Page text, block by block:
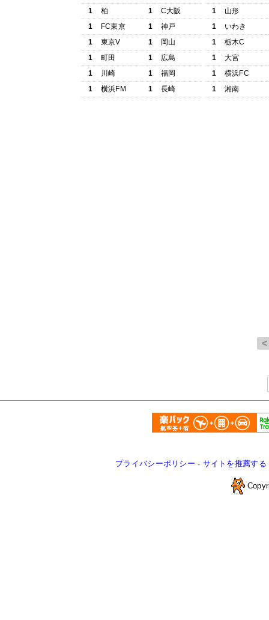
1
柏 1
C大阪
1
FC東京 1
神戸
1
東京V 1
岡山
1
町田 1
広島
1
川崎 1
福岡
1
横浜FM 1 長崎
1
山形
1
いわき
1
栃木C
1
大宮
1
横浜FC
1
湘南
プライバシーポリシー - サイトを推薦する